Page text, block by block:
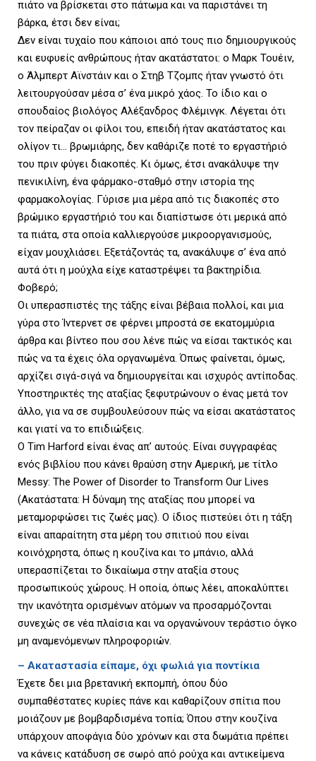
πιάτο να βρίσκεται στο πάτωμα και να παριστάνει τη
βάρκα, έτσι δεν είναι;
Δεν είναι τυχαίο που κάποιοι από τους πιο δημιουργικούς
και ευφυείς ανθρώπους ήταν ακατάστατοι: ο Μαρκ Τουέιν,
ο Άλμπερτ Αϊνστάιν και ο Στηβ Τζομπς ήταν γνωστό ότι
λειτουργούσαν μέσα σ’ ένα μικρό χάος. Το ίδιο και ο
σπουδαίος βιολόγος Αλέξανδρος Φλέμινγκ. Λέγεται ότι
τον πείραζαν οι φίλοι του, επειδή ήταν ακατάστατος και
ολίγον τι… βρωμιάρης, δεν καθάριζε ποτέ το εργαστήριό
του πριν φύγει διακοπές. Κι όμως, έτσι ανακάλυψε την
πενικιλίνη, ένα φάρμακο-σταθμό στην ιστορία της
φαρμακολογίας. Γύρισε μια μέρα από τις διακοπές στο
βρώμικο εργαστήριό του και διαπίστωσε ότι μερικά από
τα πιάτα, στα οποία καλλιεργούσε μικροοργανισμούς,
είχαν μουχλιάσει. Εξετάζοντάς τα, ανακάλυψε σ’ ένα από
αυτά ότι η μούχλα είχε καταστρέψει τα βακτηρίδια.
Φοβερό;
Οι υπερασπιστές της τάξης είναι βέβαια πολλοί, και μια
γύρα στο Ίντερνετ σε φέρνει μπροστά σε εκατομμύρια
άρθρα και βίντεο που σου λένε πώς να είσαι τακτικός και
πώς να τα έχεις όλα οργανωμένα. Όπως φαίνεται, όμως,
αρχίζει σιγά-σιγά να δημιουργείται και ισχυρός αντίποδας.
Υποστηρικτές της αταξίας ξεφυτρώνουν ο ένας μετά τον
άλλο, για να σε συμβουλεύσουν πώς να είσαι ακατάστατος
και γιατί να το επιδιώξεις.
Ο Tim Harford είναι ένας απ’ αυτούς. Είναι συγγραφέας
ενός βιβλίου που κάνει θραύση στην Αμερική, με τίτλο
Messy: The Power of Disorder to Transform Our Lives
(Ακατάστατα: Η δύναμη της αταξίας που μπορεί να
μεταμορφώσει τις ζωές μας). Ο ίδιος πιστεύει ότι η τάξη
είναι απαραίτητη στα μέρη του σπιτιού που είναι
κοινόχρηστα, όπως η κουζίνα και το μπάνιο, αλλά
υπερασπίζεται το δικαίωμα στην αταξία στους
προσωπικούς χώρους. Η οποία, όπως λέει, αποκαλύπτει
την ικανότητα ορισμένων ατόμων να προσαρμόζονται
συνεχώς σε νέα πλαίσια και να οργανώνουν τεράστιο όγκο
μη αναμενόμενων πληροφοριών.
– Ακαταστασία είπαμε, όχι φωλιά για ποντίκια
Έχετε δει μια βρετανική εκπομπή, όπου δύο
συμπαθέστατες κυρίες πάνε και καθαρίζουν σπίτια που
μοιάζουν με βομβαρδισμένα τοπία; Όπου στην κουζίνα
υπάρχουν αποφάγια δύο χρόνων και στα δωμάτια πρέπει
να κάνεις κατάδυση σε σωρό από ρούχα και αντικείμενα